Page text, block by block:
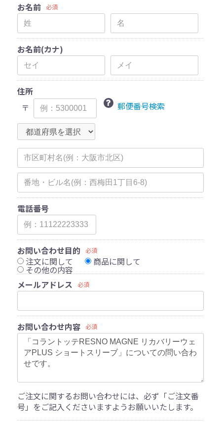
お名前
必須
お名前(カナ)
住所
〒
郵便番号検索
電話番号
お問い合わせ目的 必須
注文に関して 商品に関して
その他の内容
メールアドレス
必須
お問い合わせ内容 必須
ご注文に関するお問い合わせには、必ず「ご注文番
号」をご記入くださいますようお願いいたします。